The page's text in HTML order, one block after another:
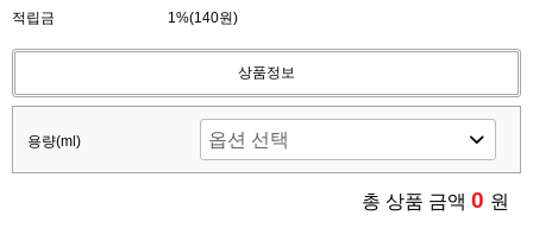
적립금 1%(140원)
상품정보
용량(ml)
총 상품 금액 0 원